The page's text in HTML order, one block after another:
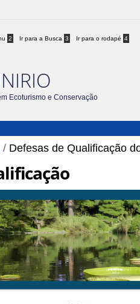
2 Ir para a Busca 3 Ir para o rodapé 4
Ecoturismo e Conservação
/ Defesas de Qualificação